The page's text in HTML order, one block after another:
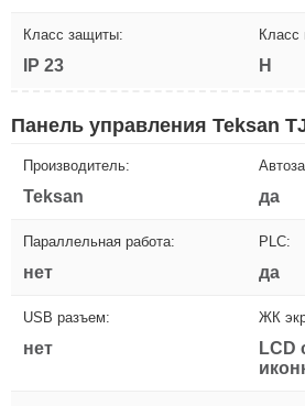
Класс защиты:
IP 23
Класс
H
Панель управления Teksan
Производитель:
Teksan да
Параллельная работа:
нет
PLC:
да
USB разъем:
нет
ЖК
LCD